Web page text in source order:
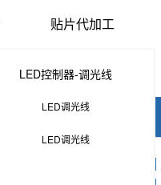
LED控制器-调光线
LED调光线
LED调光线
贴片代加工